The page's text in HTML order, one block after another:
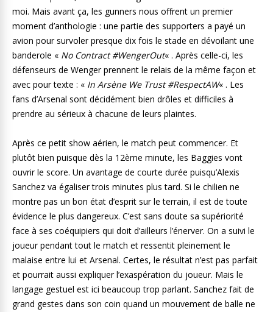
moi. Mais avant ça, les gunners nous offrent un premier
moment d’anthologie : une partie des supporters a payé un
avion pour survoler presque dix fois le stade en dévoilant une
banderole « No Contract #WengerOut« . Après celle-ci, les
défenseurs de Wenger prennent le relais de la même façon et
avec pour texte : « In Arsène We Trust #RespectAW« . Les
fans d’Arsenal sont décidément bien drôles et difficiles à
prendre au sérieux à chacune de leurs plaintes.
Après ce petit show aérien, le match peut commencer. Et
plutôt bien puisque dès la 12ème minute, les Baggies vont
ouvrir le score. Un avantage de courte durée puisqu’Alexis
Sanchez va égaliser trois minutes plus tard. Si le chilien ne
montre pas un bon état d’esprit sur le terrain, il est de toute
évidence le plus dangereux. C’est sans doute sa supériorité
face à ses coéquipiers qui doit d’ailleurs l’énerver. On a suivi le
joueur pendant tout le match et ressentit pleinement le
malaise entre lui et Arsenal. Certes, le résultat n’est pas parfait
et pourrait aussi expliquer l’exaspération du joueur. Mais le
langage gestuel est ici beaucoup trop parlant. Sanchez fait de
grand gestes dans son coin quand un mouvement de balle ne